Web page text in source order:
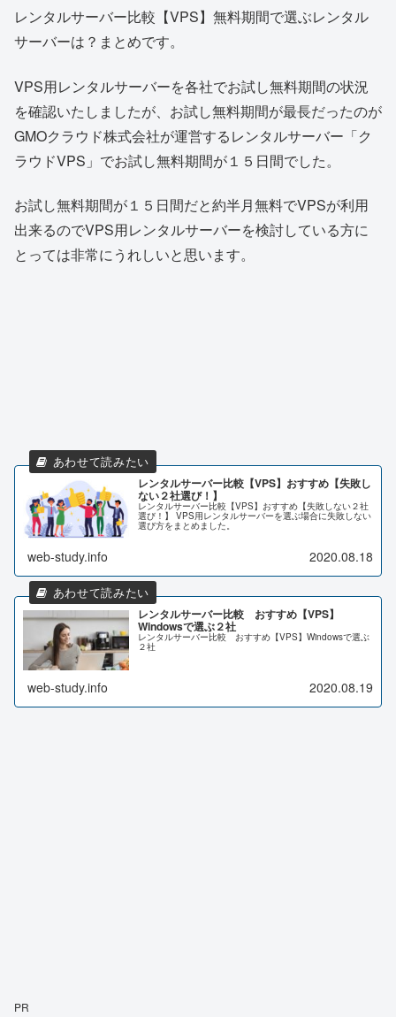
レンタルサーバー比較【VPS】無料期間で選ぶレンタル
サーバーは？まとめです。
VPS用レンタルサーバーを各社でお試し無料期間の状況
を確認いたしましたが、お試し無料期間が最長だったのが
GMOクラウド株式会社が運営するレンタルサーバー「ク
ラウドVPS」でお試し無料期間が１５日間でした。
お試し無料期間が１５日間だと約半月無料でVPSが利用
出来るのでVPS用レンタルサーバーを検討している方に
とっては非常にうれしいと思います。
レンタルサーバー比較【VPS】おすすめ【失敗し
ない２社選び！】
レンタルサーバー比較【VPS】おすすめ【失敗しない２社
選び！】 VPS用レンタルサーバーを選ぶ場合に失敗しない
選び方をまとめました。
web-study.info 2020.08.18
レンタルサーバー比較 おすすめ【VPS】
Windowsで選ぶ２社
レンタルサーバー比較 おすすめ【VPS】Windowsで選ぶ
２社
web-study.info 2020.08.19
PR